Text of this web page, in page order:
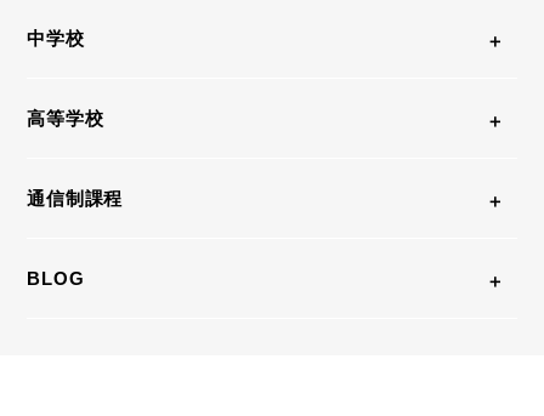
中学校
高等学校
通信制課程
BLOG